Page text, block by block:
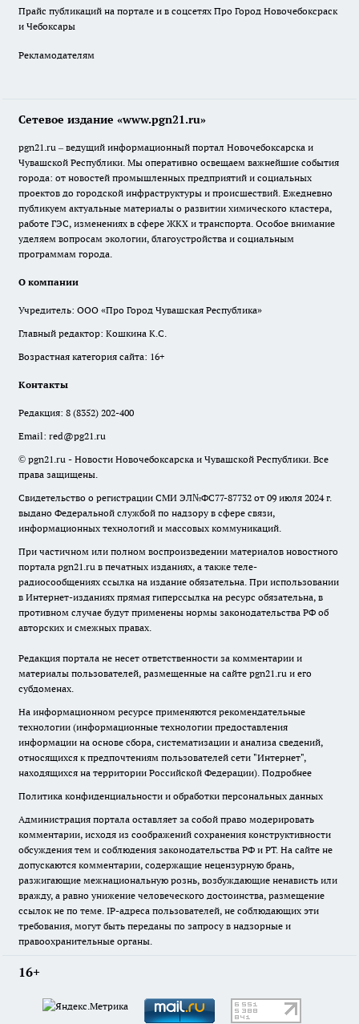
Прайс публикаций на портале и в соцсетях Про Город Новочебоксраск
и Чебоксары
Рекламодателям
Сетевое издание «www.pgn21.ru»
pgn21.ru – ведущий информационный портал Новочебоксарска и
Чувашской Республики. Мы оперативно освещаем важнейшие события
города: от новостей промышленных предприятий и социальных
проектов до городской инфраструктуры и происшествий. Ежедневно
публикуем актуальные материалы о развитии химического кластера,
работе ГЭС, изменениях в сфере ЖКХ и транспорта. Особое внимание
уделяем вопросам экологии, благоустройства и социальным
программам города.
О компании
Учредитель: ООО «Про Город Чувашская Республика»
Главный редактор: Кошкина К.С.
Возрастная категория сайта: 16+
Контакты
Редакция: 8 (8352) 202-400
Email: red@pg21.ru
© pgn21.ru - Новости Новочебоксарска и Чувашской Республики. Все
права защищены.
Свидетельство о регистрации СМИ ЭЛ№ФС77-87732 от 09 июля 2024 г.
выдано Федеральной службой по надзору в сфере связи,
информационных технологий и массовых коммуникаций.
При частичном или полном воспроизведении материалов новостного
портала pgn21.ru в печатных изданиях, а также теле-
радиосообщениях ссылка на издание обязательна. При использовании
в Интернет-изданиях прямая гиперссылка на ресурс обязательна, в
противном случае будут применены нормы законодательства РФ об
авторских и смежных правах.
Редакция портала не несет ответственности за комментарии и
материалы пользователей, размещенные на сайте pgn21.ru и его
субдоменах.
На информационном ресурсе применяются рекомендательные
технологии (информационные технологии предоставления
информации на основе сбора, систематизации и анализа сведений,
относящихся к предпочтениям пользователей сети "Интернет",
находящихся на территории Российской Федерации). Подробнее
Политика конфиденциальности и обработки персональных данных
Администрация портала оставляет за собой право модерировать
комментарии, исходя из соображений сохранения конструктивности
обсуждения тем и соблюдения законодательства РФ и РТ. На сайте не
допускаются комментарии, содержащие нецензурную брань,
разжигающие межнациональную рознь, возбуждающие ненависть или
вражду, а равно унижение человеческого достоинства, размещение
ссылок не по теме. IP-адреса пользователей, не соблюдающих эти
требования, могут быть переданы по запросу в надзорные и
правоохранительные органы.
16+